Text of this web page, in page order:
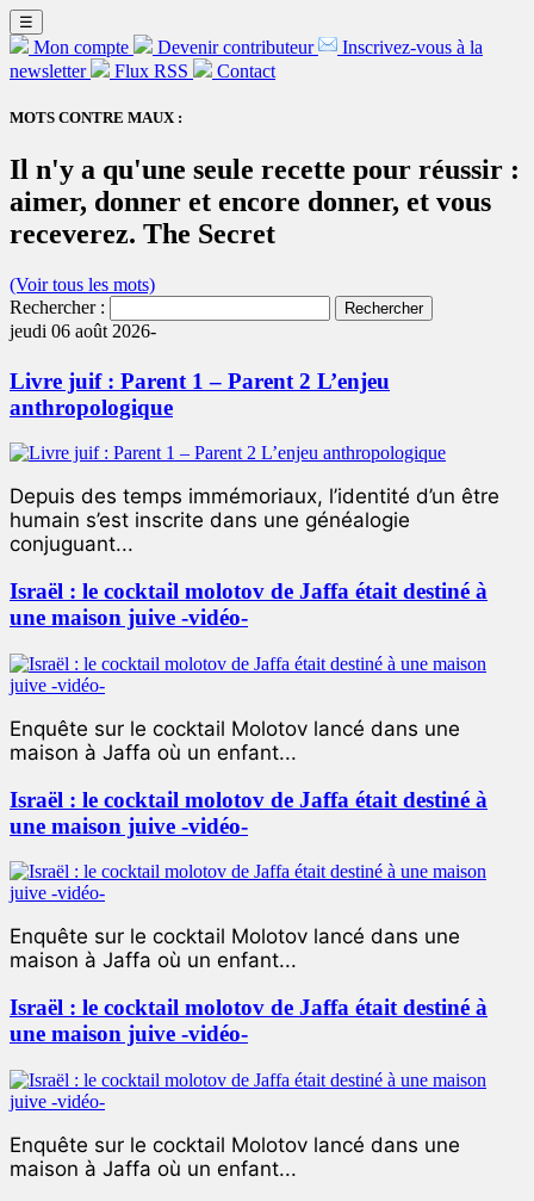
☰
Mon compte Devenir contributeur
Inscrivez-vous à la
newsletter
Flux RSS Contact
MOTS CONTRE MAUX :
Il n'y a qu'une seule recette pour réussir :
aimer, donner et encore donner, et vous
receverez. The Secret
(Voir tous les mots)
Rechercher :
jeudi 06 août 2026-
Livre juif : Parent 1 – Parent 2 L’enjeu
anthropologique
Depuis des temps immémoriaux, l’identité d’un être
humain s’est inscrite dans une généalogie
conjuguant...
Israël : le cocktail molotov de Jaffa était destiné à
une maison juive -vidéo-
Enquête sur le cocktail Molotov lancé dans une
maison à Jaffa où un enfant...
Israël : le cocktail molotov de Jaffa était destiné à
une maison juive -vidéo-
Enquête sur le cocktail Molotov lancé dans une
maison à Jaffa où un enfant...
Israël : le cocktail molotov de Jaffa était destiné à
une maison juive -vidéo-
Enquête sur le cocktail Molotov lancé dans une
maison à Jaffa où un enfant...